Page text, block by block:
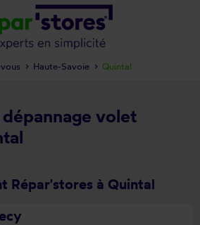
volet
Répar'stores à Quintal
Haute-Savoie Quintal